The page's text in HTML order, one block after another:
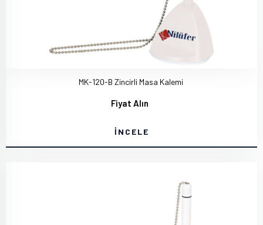
MK-120-B Zincirli Masa Kalemi
Fiyat Alın
İNCELE